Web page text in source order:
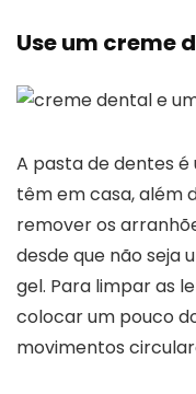
Use um creme
A pasta de dentes
têm em casa, além
remover os
desde que não seja
gel. Para limpar as
colocar um pouco
movimentos